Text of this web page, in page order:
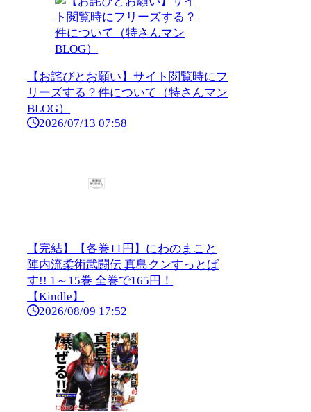
【お詫びとお願い】サイト閲覧時にフ
リーズする？件について（特さんマン
BLOG）
2026/07/13 07:58
【完結】【各巻11円】にわのまこと
陣内流柔術武闘伝 真島クンすっとば
す!! 1～15巻 全巻で165円！
【Kindle】
2026/08/09 17:52